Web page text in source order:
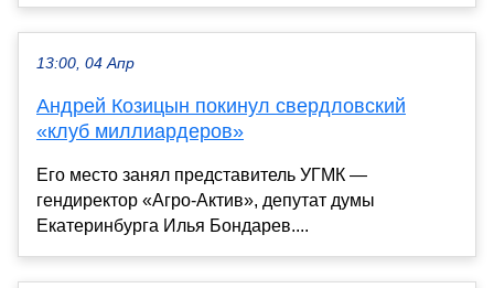
13:00, 04 Апр
Андрей Козицын покинул свердловский
«клуб миллиардеров»
Его место занял представитель УГМК —
гендиректор «Агро-Актив», депутат думы
Екатеринбурга Илья Бондарев....